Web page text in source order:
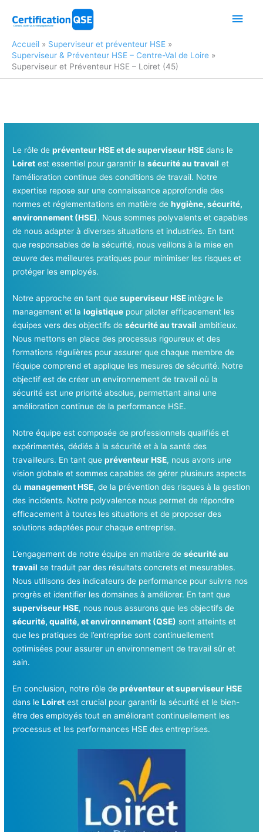
Accueil
Superviseur et préventeur HSE
Superviseur & Préventeur HSE – Centre-Val de Loire
Superviseur et Préventeur HSE – Loiret (45)
Le rôle depréventeur HSE et de superviseur HSE dans le
Loiret est essentiel pour garantir lasécurité au travail et
l’amélioration continue des conditions de travail. Notre
expertise repose sur une connaissance approfondie des
normes et réglementations en matière dehygiène, sécurité,
environnement (HSE). Nous sommes polyvalents et capables
de nous adapter à diverses situations et industries. En tant
que responsables de la sécurité, nous veillons à la mise en
œuvre des meilleures pratiques pour minimiser les risques et
protéger les employés.
Notre approche en tant quesuperviseur HSE intègre le
management et lalogistique pour piloter efficacement les
équipes vers des objectifs desécurité au travail ambitieux.
Nous mettons en place des processus rigoureux et des
formations régulières pour assurer que chaque membre de
l’équipe comprend et applique les mesures de sécurité. Notre
objectif est de créer un environnement de travail où la
sécurité est une priorité absolue, permettant ainsi une
amélioration continue de la performance HSE.
Notre équipe est composée de professionnels qualifiés et
expérimentés, dédiés à la sécurité et à la santé des
travailleurs. En tant quepréventeur HSE, nous avons une
vision globale et sommes capables de gérer plusieurs aspects
dumanagement HSE, de la prévention des risques à la gestion
des incidents. Notre polyvalence nous permet de répondre
efficacement à toutes les situations et de proposer des
solutions adaptées pour chaque entreprise.
L’engagement de notre équipe en matière desécurité au
travail se traduit par des résultats concrets et mesurables.
Nous utilisons des indicateurs de performance pour suivre nos
progrès et identifier les domaines à améliorer. En tant que
superviseur HSE, nous nous assurons que les objectifs de
sécurité, qualité, et environnement (QSE) sont atteints et
que les pratiques de l’entreprise sont continuellement
optimisées pour assurer un environnement de travail sûr et
sain.
En conclusion, notre rôle depréventeur et superviseur HSE
dans leLoiret est crucial pour garantir la sécurité et le bien-
être des employés tout en améliorant continuellement les
processus et les performances HSE des entreprises.